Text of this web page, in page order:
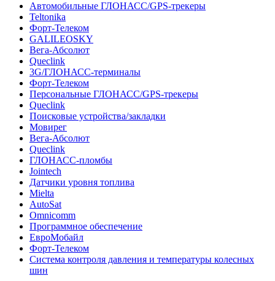
Автомобильные ГЛОНАСС/GPS-трекеры
Teltonika
Форт-Телеком
GALILEOSKY
Вега-Абсолют
Queclink
3G/ГЛОНАСС-терминалы
Форт-Телеком
Персональные ГЛОНАСС/GPS-трекеры
Queclink
Поисковые устройства/закладки
Мовирег
Вега-Абсолют
Queclink
ГЛОНАСС-пломбы
Jointech
Датчики уровня топлива
Mielta
AutoSat
Omnicomm
Программное обеспечение
ЕвроМобайл
Форт-Телеком
Система контроля давления и температуры колесных
шин